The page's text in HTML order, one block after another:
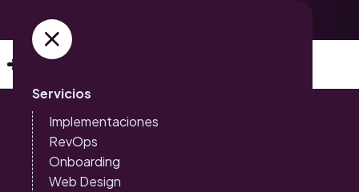
Servicios
Implementaciones
RevOps
Onboarding
Web Design
Inbound Marketing